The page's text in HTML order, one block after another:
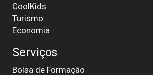
CoolKids
Turismo
Economia
Serviços
Bolsa de Formação